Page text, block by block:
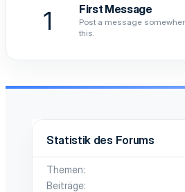
1 First Message
Post a message
this.
Statistik des Forums
Themen
Beiträge